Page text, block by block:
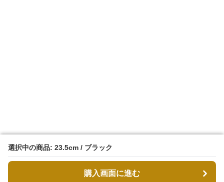
選択中の商品: 23.5cm / ブラック
購入画面に進む
選択中の商品: 23.5cm / ブラック
購入画面に進む